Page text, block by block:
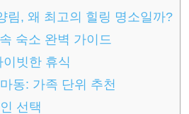
림, 왜 최고의 힐링 명소일까?
숙소 완벽 가이드
빗한 휴식
동: 가족 단위 추천
선택